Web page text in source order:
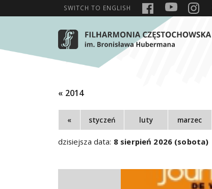
SWITCH TO ENGLISH
« 2014
« styczeń luty marzec
dzisiejsza data: 8 sierpień 2026 (sobota)